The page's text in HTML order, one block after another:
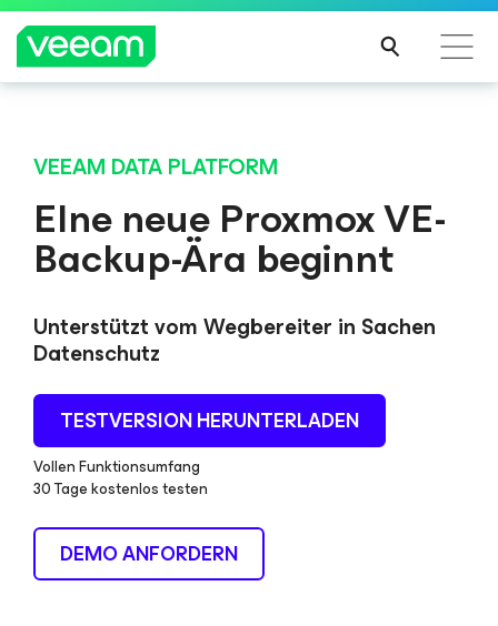
Update von CrowdStrike betroffen sind
R
ERFA
HRE
VEEAM DATA PLATFORM
EIne neue Proxmox VE-
Backup-Ära beginnt
Unterstützt vom Wegbereiter in Sachen
Datenschutz
TESTVERSION HERUNTERLADEN
Vollen Funktionsumfang
30 Tage kostenlos testen
DEMO ANFORDERN